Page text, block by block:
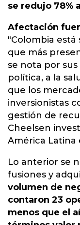
se redujo 78%
Afectación
"Colombia está
que más
se nota por
política, a la
que los
inversionistas
gestión de
Cheelsen
América Latina
Lo anterior se
fusiones y
volumen de
contaron 23
menos que el